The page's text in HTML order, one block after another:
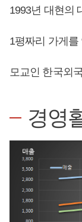
1993년 대현의
1평짜리 가게를
모교인 한국외
경영